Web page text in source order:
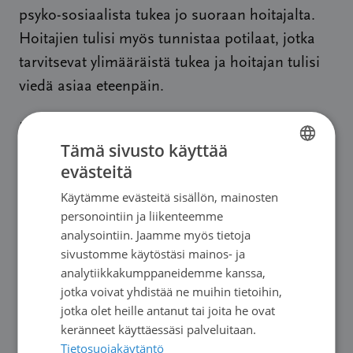
psyko-sosiaalista tukea jo suoraan hoitajalta.
Hoitajien tulisi myös tunnistaa potilaat, jotka
tarvitsevat ylimääräistä tukea ja hoitajan tulisi
viedä asiaa eteenpäin.
Mielestäni syöpäsairaanhoitajien omia
vastaanottoja tulisi lisätä sekä
syöpäkeskuksissa että
perusterveydenhuollossa. Tämä mahdollistaisi
psykososiaalisen tuen sekä neuvonnan ja
ohjauksen lisääntymisen. Syöpäsairaanhoitaja
voisi myös koordinoida
kuntoutussuunnitelman toteutumista.
Jäin myös pohtimaan, miten potilasjärjestöjen
SWEDISH
Tämä sivusto käyttää
evästeitä
Käytämme evästeitä sisällön, mainosten
personointiin ja liikenteemme
analysointiin. Jaamme myös tietoja
sivustomme käytöstäsi mainos- ja
analytiikkakumppaneidemme kanssa,
jotka voivat yhdistää ne muihin tietoihin,
jotka olet heille antanut tai joita he ovat
keränneet käyttäessäsi palveluitaan.
Tietosuojakäytäntö